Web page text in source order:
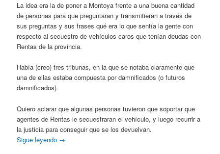
La idea era la de poner a Montoya frente a una buena cantidad
de personas para que preguntaran y transmitieran a través de
sus preguntas y sus frases qué era lo que sentía la gente con
respecto al secuestro de vehículos caros que tenían deudas con
Rentas de la provincia.
Había (creo) tres tribunas, en la que se notaba claramente que
una de ellas estaba compuesta por damnificados (o futuros
damnificados).
Quiero aclarar que algunas personas tuvieron que soportar que
agentes de Rentas le secuestraran el vehículo, y luego recurrir a
la justicia para conseguir que se los devuelvan.
Sigue leyendo →